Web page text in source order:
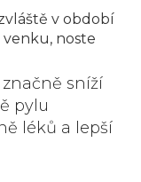
v období
noste
sníží
pylu
léků a lepší